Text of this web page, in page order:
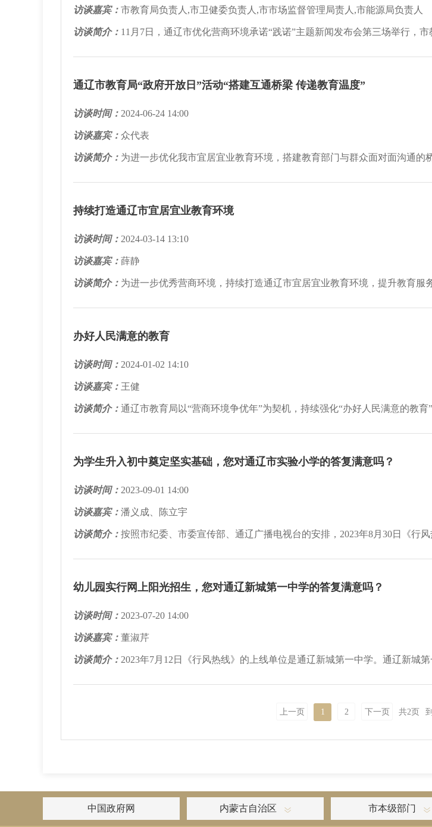
访谈嘉宾： 市教育局负责人,市卫健委负责人,市市场监督管理局责人,市能源局负责人
访谈简介： 11月7日，通辽市优化营商环境承诺“践诺”主题新闻发布会第三场举行，
通辽市教育局“政府开放日”活动“搭建互通桥梁 传递教育温度”
访谈时间： 2024-06-24 14:00
访谈嘉宾： 众代表
访谈简介： 为进一步优化我市宜居宜业教育环境，搭建教育部门与群众面对面沟通
持续打造通辽市宜居宜业教育环境
访谈时间： 2024-03-14 13:10
访谈嘉宾： 薛静
访谈简介： 为进一步优秀营商环境，持续打造通辽市宜居宜业教育环境，提升教育
办好人民满意的教育
访谈时间： 2024-01-02 14:10
访谈嘉宾： 王健
访谈简介： 通辽市教育局以“营商环境争优年”为契机，持续强化“办好人民满意的教
为学生升入初中奠定坚实基础，您对通辽市实验小学的答复满意吗？
访谈时间： 2023-09-01 14:00
访谈嘉宾： 潘义成、陈立宇
访谈简介： 按照市纪委、市委宣传部、通辽广播电视台的安排，2023年8月30日《行
幼儿园实行网上阳光招生，您对通辽新城第一中学的答复满意吗？
访谈时间： 2023-07-20 14:00
访谈嘉宾： 董淑芹
访谈简介： 2023年7月12日《行风热线》的上线单位是通辽新城第一中学。通辽新城
上一页 1 2 下一页 共2页
中国政府网 内蒙古自治区 市本级部门